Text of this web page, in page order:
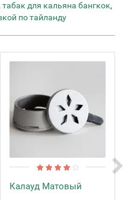
табак для кальяна бангкок,
по тайланду
Калауд Матовый